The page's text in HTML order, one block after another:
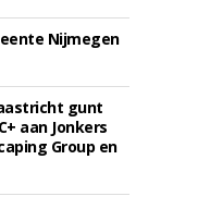
Nijmegen
gunt
aan Jonkers
Group en